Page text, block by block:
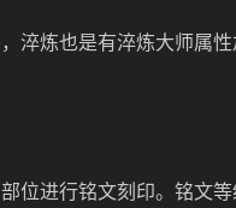
淬炼也是有淬炼大师属
位进行铭文刻印。铭文